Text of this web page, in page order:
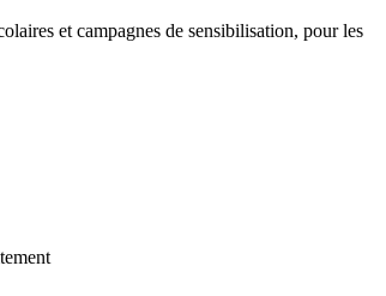
et campagnes de sensibilisation, pour les